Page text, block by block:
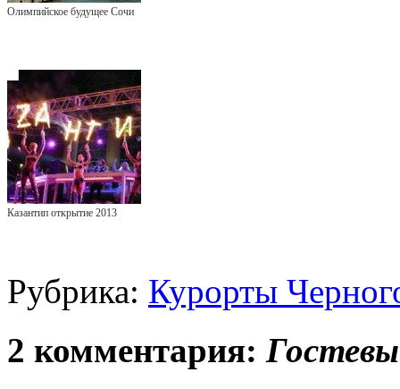
Олимпийское будущее Сочи
Казантип открытие 2013
Рубрика: Курорты
2 комментария: